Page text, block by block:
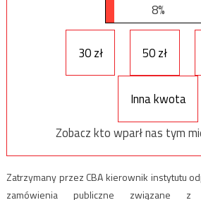
8%
30 zł 50 zł
Inna kwota
Zobacz kto wparł nas tym
Zatrzymany przez CBA kierownik instytutu
zamówienia publiczne związane z